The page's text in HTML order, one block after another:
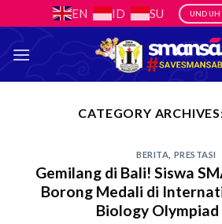
to
content
EN ID SU UNDUH
CATEGORY
BERITA PRESTASI
Gemilang di Bali! Siswa
Borong Medali di
Biology Olympiad